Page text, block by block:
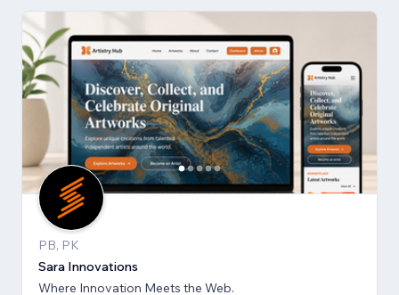
PB, PK
Sara Innovations
Where Innovation Meets the Web.